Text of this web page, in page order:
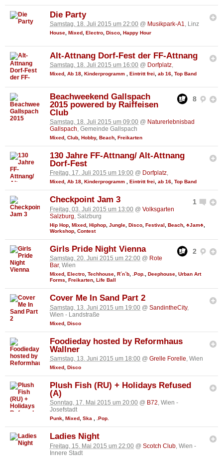
Die Party
Samstag, 18. Juli 2015 um 22:00 @ Musikpark-A1, Linz
House Mixed Electro Disco Happy Hour
Alt-Attnang Dorf-Fest der FF-Attnang
Samstag, 18. Juli 2015 um 16:00 @ Dorfplatz,
Mixed Ab 18 Kinderprogramm Eintritt frei ab 16 Top Band
8
Beachweekend Gallspach
2015 powered by Raiffeisen
Club
Samstag, 18. Juli 2015 um 09:00 @ Naturerlebnisbad
Gallspach, Gemeinde Gallspach
Mixed Club Hobby, Beach Freikarten
130 Jahre FF-Attnang/ Alt-Attnang
Dorf-Fest
Freitag, 17. Juli 2015 um 19:00 @ Dorfplatz,
Mixed, Ab 18, Kinderprogramm , Eintritt frei, ab 16, Top Band
1
Checkpoint Jam 3
Freitag, 03. Juli 2015 um 13:00 @ Volksgarten
Salzburg, Salzburg
Hip Hop Mixed Hiphop Jungle Disco Festival Beach ♣Jam♣
Workshop Contest
2
Girls Pride Night Vienna
Samstag, 20. Juni 2015 um 22:00 @ Rote
Bar, Wien
Mixed Electro Techhouse R´n´b .Pop. Deephouse Urban Art
Forms
Freikarten Life Ball
Cover Me In Sand Part 2
Samstag, 13. Juni 2015 um 19:00 @ SandintheCity,
Wien - Landstraße
Mixed Disco
Foodieday hosted by Reformhaus
Wallner
Samstag, 13. Juni 2015 um 18:00 @ Grelle Forelle, Wien
Mixed Disco
Plush Fish (RU) + Holidays Refused
(A)
Sonntag, 17. Mai 2015 um 20:00 @ B72, Wien -
Josefstadt
Punk, Mixed, Ska , .Pop.
Ladies Night
Freitag, 15. Mai 2015 um 22:00 @ Scotch Club , Wien -
Innere Stadt